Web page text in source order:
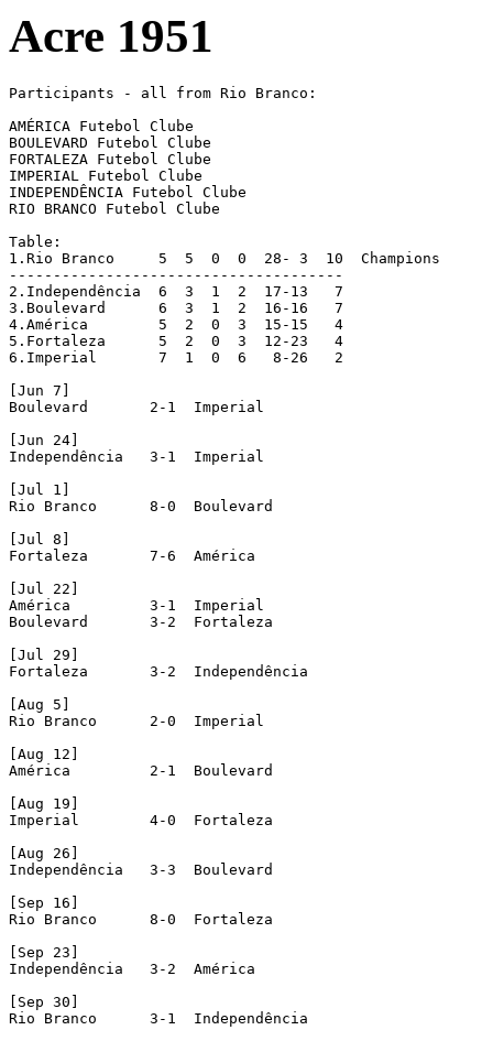
Acre 1951
Participants - all from Rio Branco:
AMÉRICA Futebol Clube
BOULEVARD Futebol Clube
FORTALEZA Futebol Clube
IMPERIAL Futebol Clube
INDEPENDÊNCIA Futebol Clube
RIO BRANCO Futebol Clube
Table:
1.Rio Branco 	 5  5  0  0  28- 3  10  Champions
--------------------------------------
2.Independência  6  3  1  2  17-13   7
3.Boulevard	 6  3  1  2  16-16   7
4.América 	 5  2  0  3  15-15   4
5.Fortaleza 	 5  2  0  3  12-23   4
6.Imperial 	 7  1  0  6   8-26   2
[Jun 7]
Boulevard  	2-1  Imperial
[Jun 24]
Independência  	3-1  Imperial
[Jul 1]
Rio Branco  	8-0  Boulevard
[Jul 8]
Fortaleza  	7-6  América
[Jul 22]
América  	3-1  Imperial
Boulevard  	3-2  Fortaleza
[Jul 29]
Fortaleza  	3-2  Independência
[Aug 5]
Rio Branco  	2-0  Imperial
[Aug 12]
América  	2-1  Boulevard
[Aug 19]
Imperial  	4-0  Fortaleza
[Aug 26]
Independência  	3-3  Boulevard
[Sep 16]
Rio Branco  	8-0  Fortaleza
[Sep 23]
Independência  	3-2  América
[Sep 30]
Rio Branco  	3-1  Independência